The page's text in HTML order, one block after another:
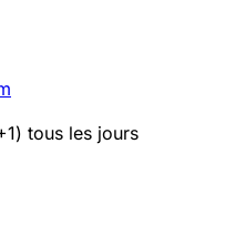
tous les jours